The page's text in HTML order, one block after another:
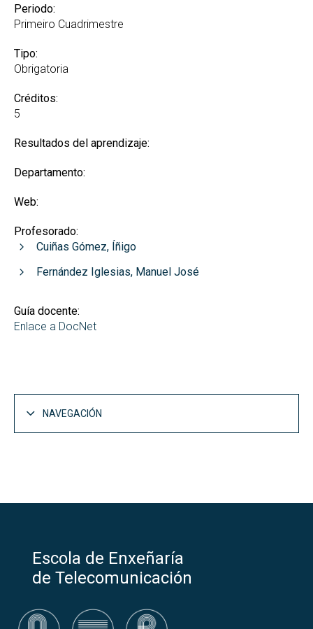
Periodo:
Primeiro Cuadrimestre
Tipo:
Obrigatoria
Créditos:
5
Resultados del aprendizaje:
Departamento:
Web:
Profesorado:
Cuiñas Gómez, Íñigo
Fernández Iglesias, Manuel José
Guía docente:
Enlace a DocNet
NAVEGACIÓN
Escola de Enxeñaría
de Telecomunicación